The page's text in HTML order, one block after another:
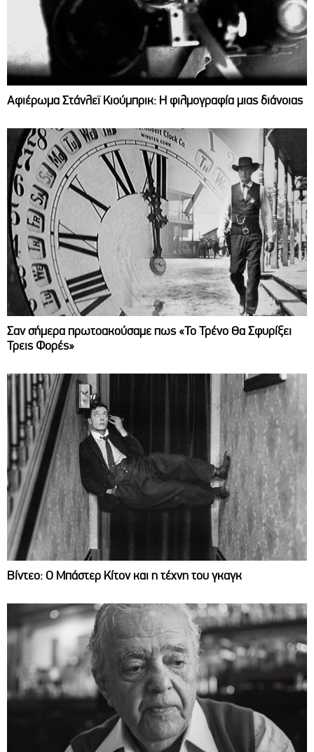
Αφιέρωμα Στάνλεϊ Κιούμπρικ: Η φιλμογραφία μιας διάνοιας
Σαν σήμερα πρωτοακούσαμε πως «Το Τρένο Θα Σφυρίξει
Τρεις Φορές»
Βίντεο: Ο Μπάστερ Κίτον και η τέχνη του γκαγκ